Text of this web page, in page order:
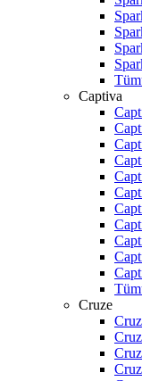
Captiva
Cruze